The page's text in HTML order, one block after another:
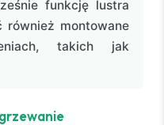
funkcję lustra
montowane
takich jak